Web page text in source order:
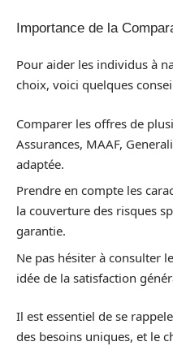
Importance de la
Pour aider les individus à
choix, voici quelques
Comparer les offres de
Assurances, MAAF,
adaptée.
Prendre en compte les
la couverture des risques
garantie.
Ne pas hésiter à consulter
idée de la satisfaction
Il est essentiel de se
des besoins uniques, et le